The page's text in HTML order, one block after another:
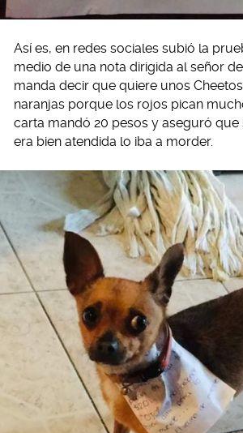
Así es, en redes sociales subió la
medio de una nota dirigida al señor
manda decir que quiere unos
naranjas porque los rojos pican
carta mandó 20 pesos y aseguró que
era bien atendida lo iba a morder.